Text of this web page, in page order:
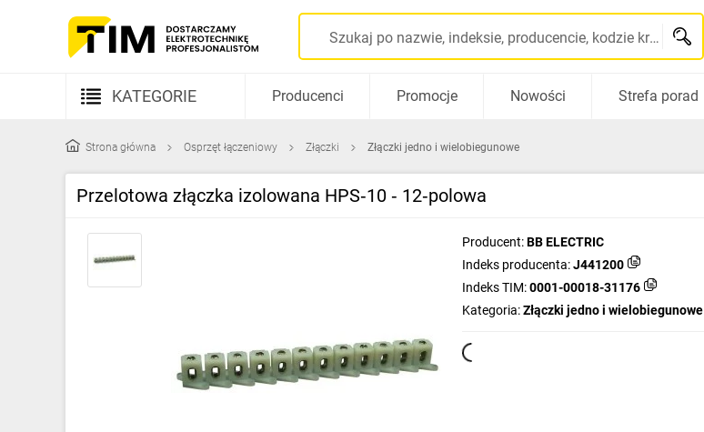
Szukaj po nazwie, indeksie, producencie, kodzie kreskowym...
KATEGORIE
Kable i przewody
Rozdzielnice i obudowy
Oprawy oświetleniowe
Producenci Promocje Nowości Strefa porad
Strona główna Osprzęt łączeniowy Złączki Złączki jedno i wielobiegunowe
Przelotowa złączka izolowana HPS‑10 ‑ 12‑polowa
Producent:BB ELECTRIC
Indeks producenta:J441200
Indeks TIM:0001-00018-31176
Kategoria:Złączki jedno i wielobiegunowe